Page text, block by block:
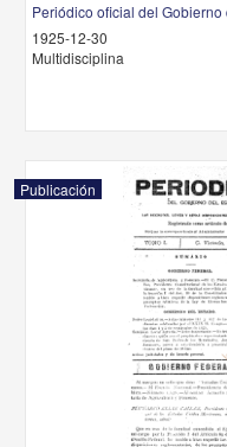
Periódico oficial del
1925-12-30
Multidisciplina
Publicación